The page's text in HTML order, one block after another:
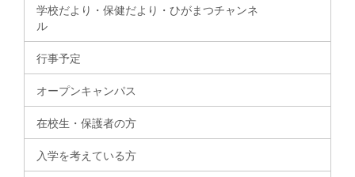
学校だより・保健だより・ひがまつチャンネ
ル
行事予定
オープンキャンパス
在校生・保護者の方
入学を考えている方